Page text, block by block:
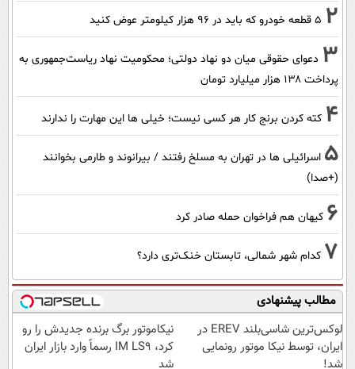
2 ۵ قطعه خودرو که باید در ۹۶ هزار کیلومتر عوض کنید
3 دعوای حقوقی میان دو نهاد دولتی؛ محکومیت نهاد ریاست‌جمهوری به
پرداخت ۱۳۸ هزار میلیارد تومان
4 کته کردن برنج کار هر کسی نیست؛ خیلی ها این مهارت را ندارند
5 اسرائیلی ها در تهران به مسلخ رفتند / بیرانوند و طارمی بخوانند
(+صدا)
6 کیهان هم فراخوان حمله صادر کرد
7 کدام شهر شمالی، تابستان خنک‌تری دارد؟
مطالب پیشنهادی
لوکس‌ترین شاسی‌بلند EREV در
ایران، توسط نیکا موتور رونمایی
شد!
نیکاموتور برگ برنده جدیدش را رو
کرد، IM LS9 رسماً وارد بازار ایران
شد